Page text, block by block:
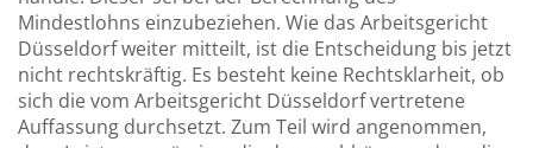
Mindestlohns einzubeziehen. Wie das Arbeitsgericht
Düsseldorf weiter mitteilt, ist die Entscheidung bis jetzt
nicht rechtskräftig. Es besteht keine Rechtsklarheit, ob
sich die vom Arbeitsgericht Düsseldorf vertretene
Auffassung durchsetzt. Zum Teil wird angenommen,